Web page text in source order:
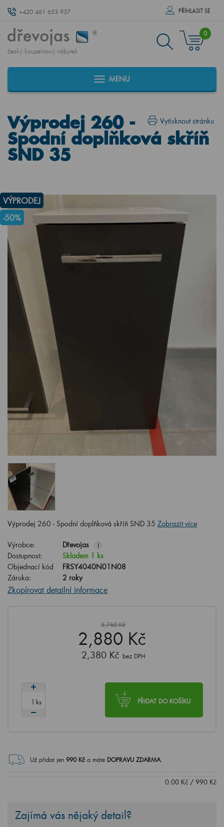
+420 461 653 937 PŘÍHLÁSIT SE
český koupelnový nábytek
0
MENU
Vytisknout stránku
Výprodej 260 -
Spodní doplňková skříň
SND 35
VÝPRODEJ
-50%
Výprodej 260 - Spodní doplňková skříň SND 35 Zobrazit více
Výrobce: Dřevojas i
Dostupnost:
Skladem 1 ks
Objednací kód
FRSY4040N01N08
Záruka:
2 roky
Zkopírovat detailní informace
5,760 Kč
2,880 Kč
2,380 Kč bez DPH
PŘIDAT DO KOŠÍKU
ks
Už přidat jen 990Kč a máte DOPRAVU ZDARMA.
0.00 Kč / 990 Kč
Zajímá vás nějaký detail?